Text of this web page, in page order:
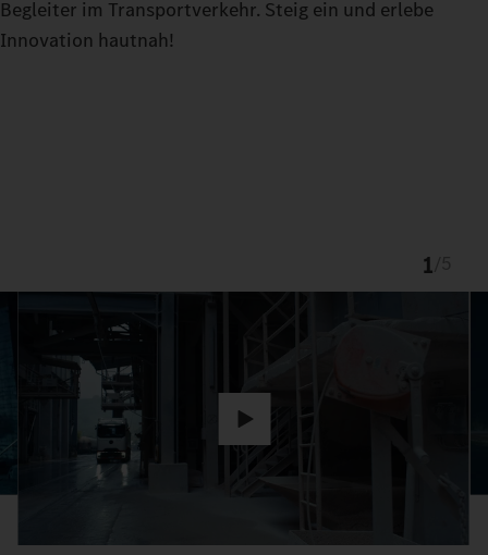
Begleiter im Transportverkehr. Steig ein und erlebe
Innovation hautnah!
1